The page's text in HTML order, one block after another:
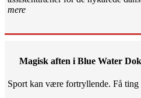
mere
Magisk aften i Blue Water
Sport kan være fortryllende. Få ting